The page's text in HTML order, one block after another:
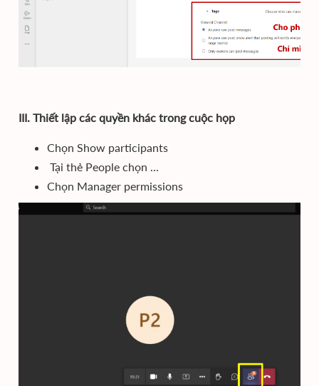
III. Thiết lập các quyền khác trong cuộc họp
Chọn Show participants
Tại thẻ People chọn ...
Chọn Manager permissions